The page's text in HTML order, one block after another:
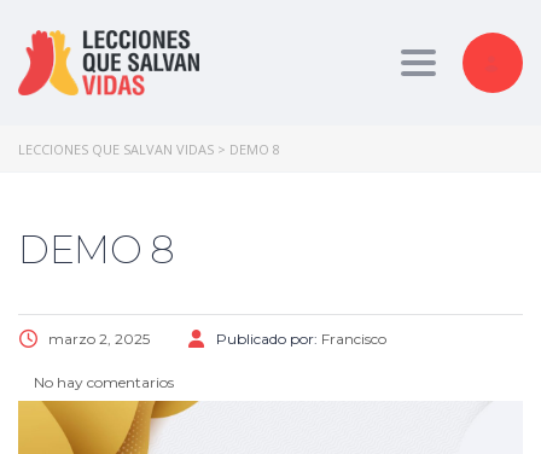
Toggle
LECCIONES QUE SALVAN VIDAS > DEMO 8
DEMO 8
marzo 2, 2025 Publicado por: Francisco
No hay comentarios